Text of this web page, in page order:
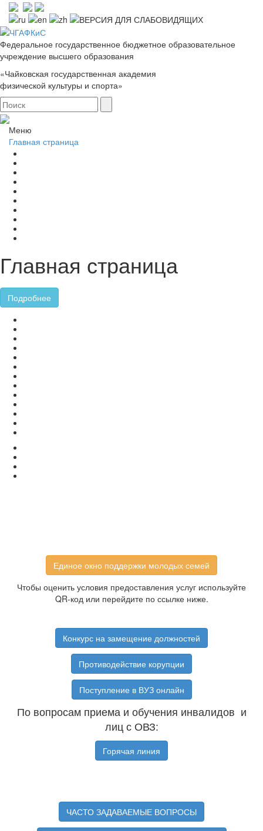
Федеральное государственное бюджетное образовательное
учреждение высшего образования
«Чайковская государственная академия
физической культуры и спорта»
Меню
Главная страница
Главная страница
Подробнее
Единое окно поддержки молодых семей
Чтобы оценить условия предоставления услуг используйте
QR-код или перейдите по ссылке ниже.
Конкурс на замещение должностей
Противодействие корупции
Поступление в ВУЗ онлайн
По вопросам приема и обучения инвалидов и
лиц с ОВЗ:
Горячая линия
ЧАСТО ЗАДАВАЕМЫЕ ВОПРОСЫ